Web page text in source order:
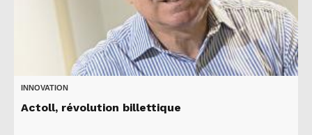
INNOVATION
Actoll, révolution billettique